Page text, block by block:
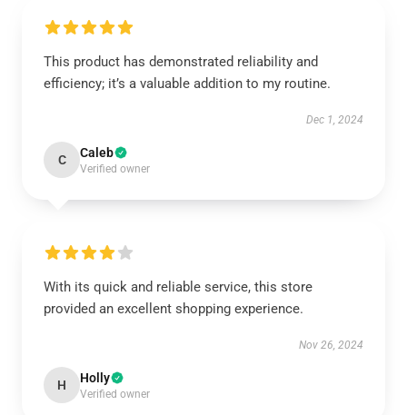
This product has demonstrated reliability and
efficiency; it’s a valuable addition to my routine.
Dec 1, 2024
C Caleb
Verified owner
With its quick and reliable service, this store
provided an excellent shopping experience.
Nov 26, 2024
H Holly
Verified owner